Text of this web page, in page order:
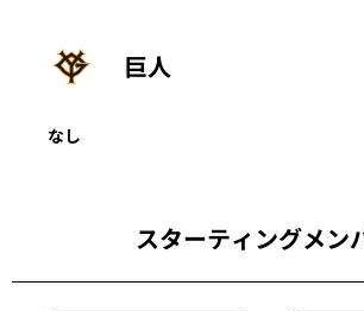
巨人
なし
スターティングメン